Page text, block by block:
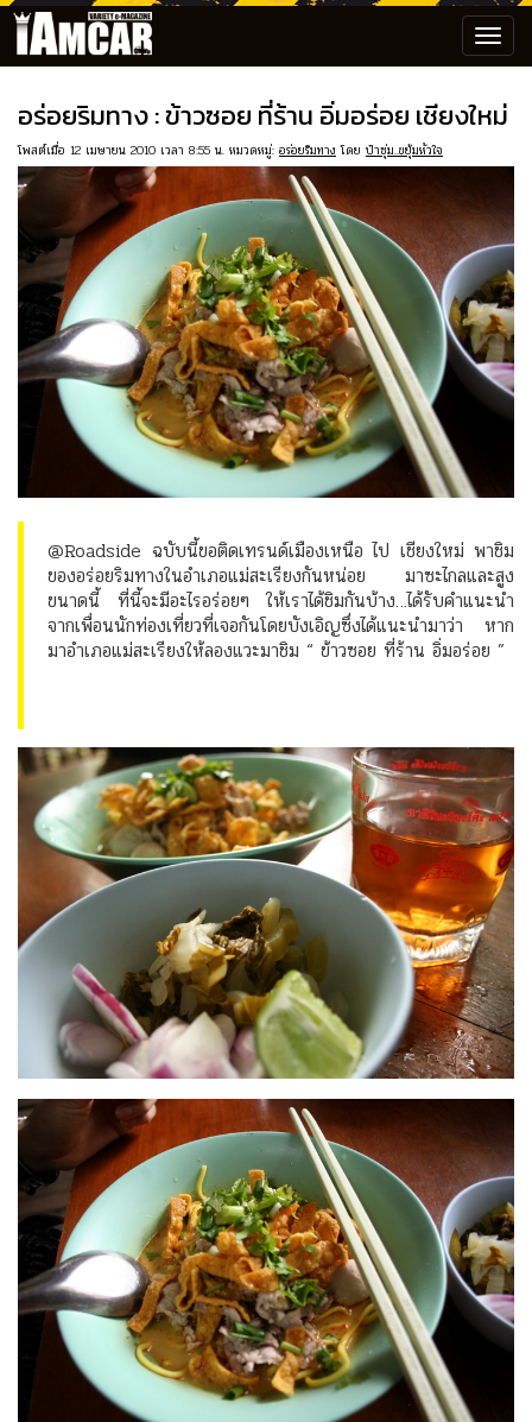
อร่อยริมทาง : ข้าวซอย ที่ร้าน อิ่มอร่อย เชียงใหม่
โพสต์เมื่อ 12 เมษายน 2010 เวลา 8:55 น. หมวดหมู่: อร่อยริมทาง โดย ป๋าซุ่ม..ขยุ้มหัวใจ
@Roadside ฉบับนี้ขอติดเทรนด์เมืองเหนือ ไป เชียงใหม่ พาชิม
ของอร่อยริมทางในอำเภอแม่สะเรียงกันหน่อย มาซะไกลและสูง
ขนาดนี้ ที่นี้จะมีอะไรอร่อยๆ ให้เราได้ชิมกันบ้าง…ได้รับคำแนะนำ
จากเพื่อนนักท่องเที่ยวที่เจอกันโดยบังเอิญซึ่งได้แนะนำมาว่า หาก
มาอำเภอแม่สะเรียงให้ลองแวะมาชิม “ ข้าวซอย ที่ร้าน อิ่มอร่อย ”